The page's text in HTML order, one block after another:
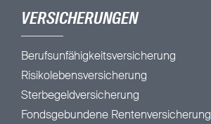
VERSICHERUNGEN
Berufsunfähigkeitsversicherung
Risikolebensversicherung
Sterbegeldversicherung
Fondsgebundene Rentenversicherung